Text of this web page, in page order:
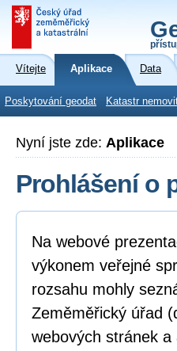
Vítejte Aplikace Data
Poskytování geodat Katastr
Nyní jste zde: Aplikace
Prohlášení o
Na webové
výkonem veřejné
rozsahu mohly
Zeměměřický úřad
webových stránek